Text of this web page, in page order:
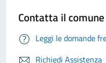
Contatta il comune
Leggi le domande
Richiedi Assistenza